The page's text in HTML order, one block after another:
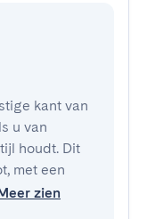
kant van
u van
houdt. Dit
met een
zien